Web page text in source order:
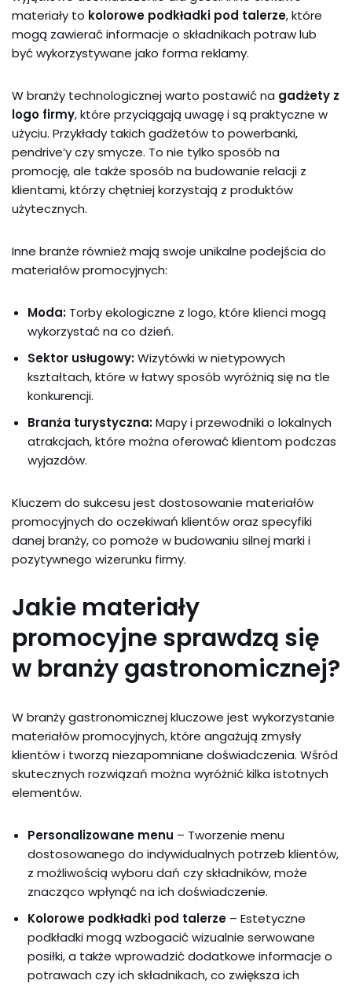
materiały to kolorowe podkładki pod talerze, które
mogą zawierać informacje o składnikach potraw lub
być wykorzystywane jako forma reklamy.
W branży technologicznej warto postawić na gadżety z
logo firmy, które przyciągają uwagę i są praktyczne w
użyciu. Przykłady takich gadżetów to powerbanki,
pendrive’y czy smycze. To nie tylko sposób na
promocję, ale także sposób na budowanie relacji z
klientami, którzy chętniej korzystają z produktów
użytecznych.
Inne branże również mają swoje unikalne podejścia do
materiałów promocyjnych:
Moda: Torby ekologiczne z logo, które klienci mogą
wykorzystać na co dzień.
Sektor usługowy:Wizytówki w nietypowych
kształtach, które w łatwy sposób wyróżnią się na tle
konkurencji.
Branża turystyczna:Mapy i przewodniki o lokalnych
atrakcjach, które można oferować klientom podczas
wyjazdów.
Kluczem do sukcesu jest dostosowanie materiałów
promocyjnych do oczekiwań klientów oraz specyfiki
danej branży, co pomoże w budowaniu silnej marki i
pozytywnego wizerunku firmy.
Jakie materiały
promocyjne sprawdzą się
w branży gastronomicznej?
W branży gastronomicznej kluczowe jest wykorzystanie
materiałów promocyjnych, które angażują zmysły
klientów i tworzą niezapomniane doświadczenia. Wśród
skutecznych rozwiązań można wyróżnić kilka istotnych
elementów.
Personalizowane menu – Tworzenie menu
dostosowanego do indywidualnych potrzeb klientów,
z możliwością wyboru dań czy składników, może
znacząco wpłynąć na ich doświadczenie.
Kolorowe podkładki pod talerze – Estetyczne
podkładki mogą wzbogacić wizualnie serwowane
posiłki, a także wprowadzić dodatkowe informacje o
potrawach czy ich składnikach, co zwiększa ich